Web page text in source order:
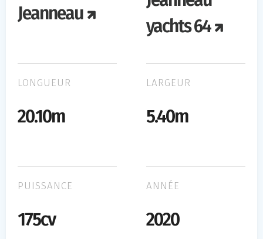
Jeanneau
yachts 64
LONGUEUR
20.10m
LARGEUR
5.40m
PUISSANCE
175cv
ANNÉE
2020